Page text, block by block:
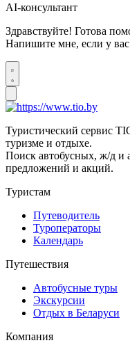
AI-консультант
Здравствуйте! Готова
Напишите мне, если у
Туристический сервис
туризме и отдыхе.
Поиск автобусных, ж/д и
предложений и акций.
Туристам
Путеводитель
Туроператоры
Календарь
Путешествия
Автобусные туры
Экскурсии
Отдых в Беларуси
Компания